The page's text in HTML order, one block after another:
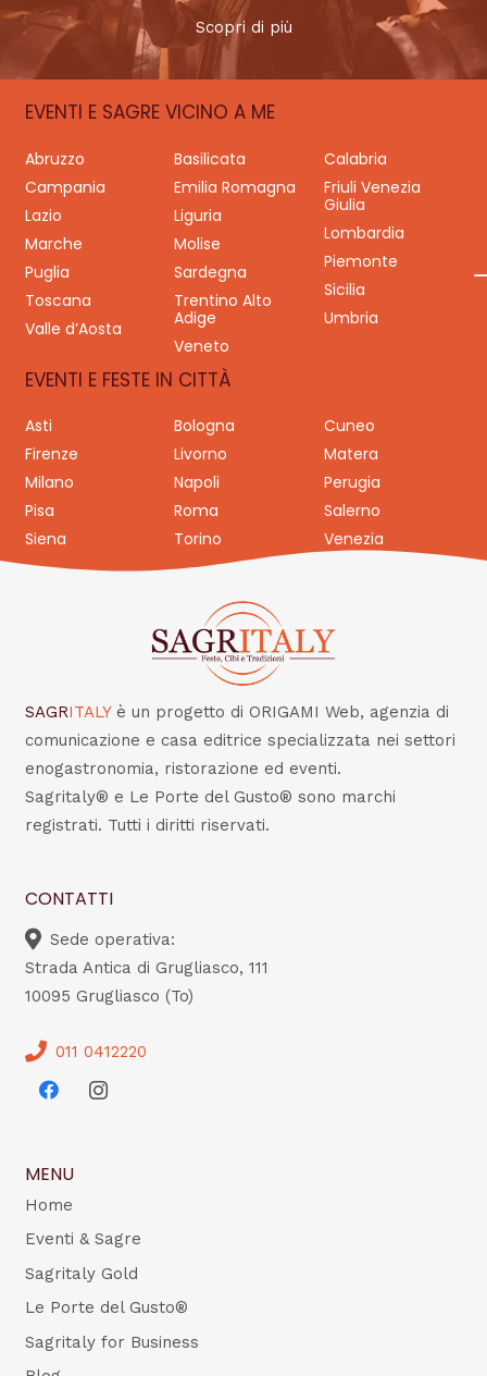
Scopri di più
EVENTI E SAGRE VICINO A ME
Abruzzo Basilicata
Calabria
Campania
Emilia Romagna
Friuli Venezia
Giulia
Lazio
Liguria
Lombardia
Marche
Molise
Piemonte
Puglia
Sardegna
Sicilia
Toscana
Trentino Alto
Adige
Umbria
Valle d’Aosta
Veneto
EVENTI E FESTE IN CITTÀ
Asti Bologna
Cuneo
Firenze
Livorno
Matera
Milano
Napoli
Perugia
Pisa
Roma
Salerno
Siena
Torino Venezia
SAGRITALY è un progetto di ORIGAMI Web, agenzia di
comunicazione e casa editrice specializzata nei settori
enogastronomia, ristorazione ed eventi.
Sagritaly® e Le Porte del Gusto® sono marchi
registrati. Tutti i diritti riservati.
CONTATTI
Sede operativa:
Strada Antica di Grugliasco, 111
10095 Grugliasco (To)
011 0412220
MENU
Home
Eventi & Sagre
Sagritaly Gold
Le Porte del Gusto®
Sagritaly for Business